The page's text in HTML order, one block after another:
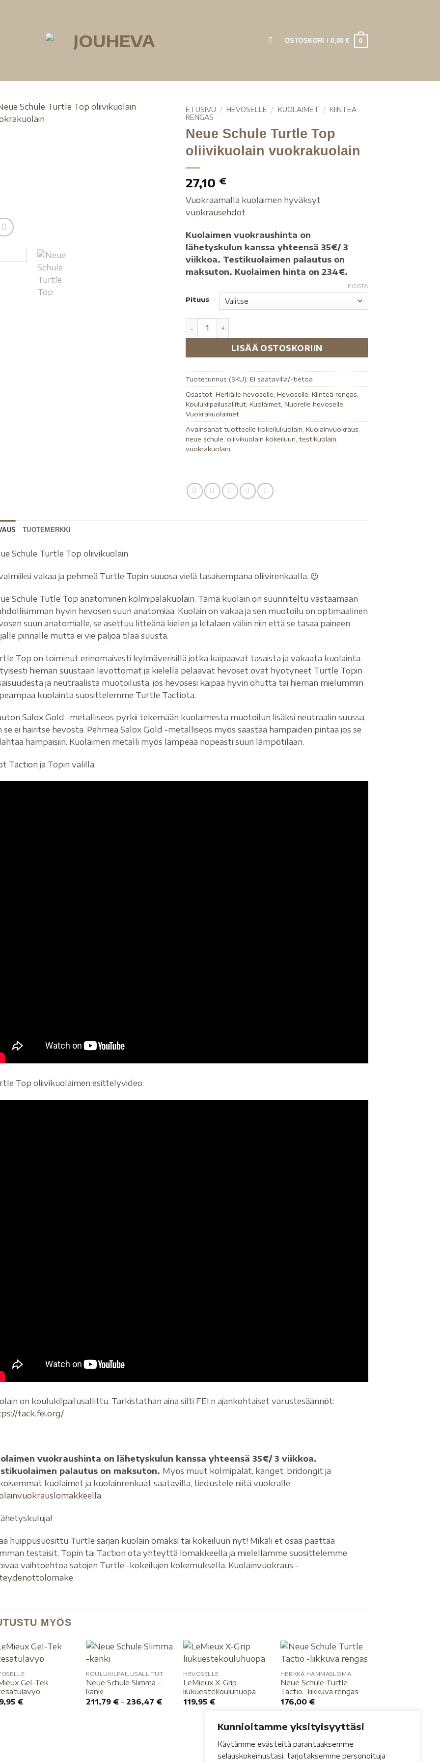
Kunnioitamme yksityisyyttäsi
Käytämme evästeitä parantaaksemme
selauskokemustasi, tarjotaksemme personoituja
OSTOSKORI /0,00 € 0
ETUSIVU / HEVOSELLE / KUOLAIMET / KIINTEÄ
RENGAS
Neue Schule Turtle Top
oliivikuolain vuokrakuolain
27,10 €
Vuokraamalla kuolaimen hyväksyt
vuokrausehdot
Kuolaimen vuokraushinta on
lähetyskulun kanssa yhteensä 35€/ 3
viikkoa. Testikuolaimen palautus on
maksuton. Kuolaimen hinta on 234€.
Pituus
POISTA
LISÄÄ OSTOSKORIIN
Tuotetunnus (SKU): Ei saatavilla/-tietoa
Osastot:Herkälle hevoselle,Hevoselle,Kiinteä rengas,
Koulukilpailusallitut,Kuolaimet,Nuorelle hevoselle,
Vuokrakuolaimet
Avainsanat tuotteellekokeilukuolain,Kuolainvuokraus,
neue schule, oliivikuolain kokeiluun,testikuolain,
vuokrakuolain
TUOTEMERKKI
Schule Turtle Top oliivikuolain
vakaa ja pehmeä Turtle Topin suuosa vielä tasaisempana oliivirenkaalla. 😍
Schule Tutle Top anatominen kolmipalakuolain. Tämä kuolain on suunniteltu vastaamaan
hyvin hevosen suun anatomiaa. Kuolain on vakaa ja sen muotoilu on optimaalinen
suun anatomialle, se asettuu litteänä kielen ja kitalaen väliin niin että se tasaa paineen
pinnalle mutta ei vie paljoa tilaa suusta.
Top on toiminut erinomaisesti kylmäverisillä jotka kaipaavat tasaista ja vakaata kuolainta.
hieman suustaan levottomat ja kielellä pelaavat hevoset ovat hyötyneet Turtle Topin
ja neutraalista muotoilusta, jos hevosesi kaipaa hyvin ohutta tai hieman mielummin
kuolainta suosittelemme Turtle Tactiota.
Salox Gold -metalliseos pyrkii tekemään kuolaimesta muotoilun lisäksi neutraalin suussa,
se ei häiritse hevosta. Pehmeä Salox Gold -metalliseos myös säästää hampaiden pintaa jos se
hampaisiin. Kuolaimen metalli myös lämpeää nopeasti suun lämpötilaan.
Taction ja Topin välillä:
Top oliivikuolaimen esittelyvideo:
on koulukilpailusallittu. Tarkistathan aina silti FEI:n ajankohtaiset varustesäännöt:
tack.fei.org/
vuokraushinta on lähetyskulun kanssa yhteensä 35€/ 3 viikkoa.
palautus on maksuton. Myös muut kolmipalat, kanget, bridongit ja
kuolaimet ja kuolainrenkaat saatavilla, tiedustele niitä vuokralle
huippusuosittu Turtle sarjan kuolain omaksi tai kokeiluun nyt! Mikäli et osaa päättää
testaisit, Topin tai Taction ota yhteyttä lomakkeella ja mielellämme suosittelemme
vaihtoehtoa satojen Turtle -kokeilujen kokemuksella. Kuolainvuokraus -
MYÖS
Gel-Tek
€
KOULUKILPAILUSALLITUT
Neue Schule Slimma -
kanki
211,79 € – 236,47 €
HEVOSELLE
LeMieux X-Grip
liukuestekouluhuopa
119,95 €
HERKKÄ HAMMASLOMA
Neue Schule Turtle
Tactio -liikkuva rengas
176,00 €